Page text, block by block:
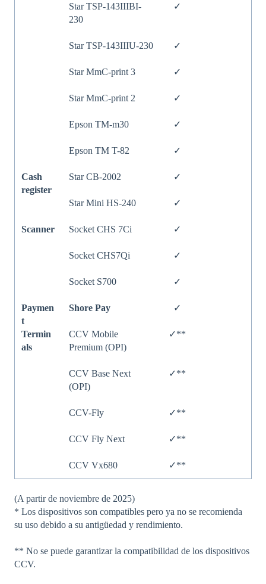
Star TSP-143IIIBI-
230
✓
Star TSP-143IIIU-230 ✓
Star MmC-print 3 ✓
Star MmC-print 2 ✓
Epson TM-m30 ✓
Epson TM T-82 ✓
Cash
register
Star CB-2002 ✓
Star Mini HS-240 ✓
Scanner Socket CHS 7Ci ✓
Socket CHS7Qi ✓
Socket S700 ✓
Paymen
t
Termin
als
Shore Pay ✓
CCV Mobile
Premium (OPI)
✓**
CCV Base Next
(OPI)
✓**
CCV-Fly ✓**
CCV Fly Next ✓**
CCV Vx680 ✓**
(A partir de noviembre de 2025)
* Los dispositivos son compatibles pero ya no se recomienda
su uso debido a su antigüedad y rendimiento.
** No se puede garantizar la compatibilidad de los dispositivos
CCV.